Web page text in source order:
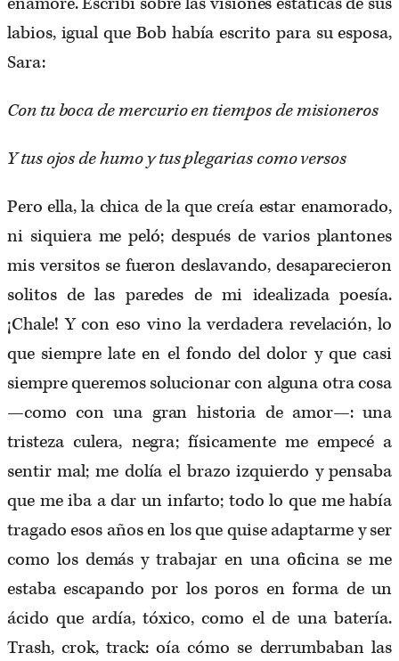
labios, igual que Bob había escrito para su esposa,
Sara:
Con tu boca de mercurio en tiempos de misioneros
Y tus ojos de humo y tus plegarias como versos
Pero ella, la chica de la que creía estar enamorado,
ni siquiera me peló; después de varios plantones
mis versitos se fueron deslavando, desaparecieron
solitos de las paredes de mi idealizada poesía.
¡Chale! Y con eso vino la verdadera revelación, lo
que siempre late en el fondo del dolor y que casi
siempre queremos solucionar con alguna otra cosa
—como con una gran historia de amor—: una
tristeza culera, negra; físicamente me empecé a
sentir mal; me dolía el brazo izquierdo y pensaba
que me iba a dar un infarto; todo lo que me había
tragado esos años en los que quise adaptarme y ser
como los demás y trabajar en una oficina se me
estaba escapando por los poros en forma de un
ácido que ardía, tóxico, como el de una batería.
Trash, crok, track: oía cómo se derrumbaban las